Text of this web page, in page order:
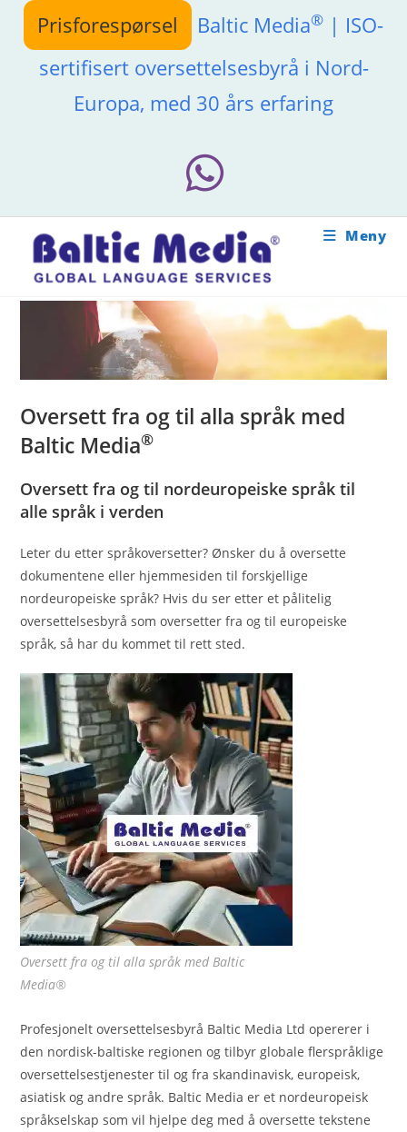
Skip
content
Prisforespørsel Baltic Media® | ISO-
sertifisert oversettelsesbyrå i Nord-
Europa, med 30 års erfaring
Meny
Oversett fra og til alla språk med
Baltic Media®
Oversett fra og til nordeuropeiske språk til
alle språk i verden
Leter du etter språkoversetter? Ønsker du å oversette
dokumentene eller hjemmesiden til forskjellige
nordeuropeiske språk? Hvis du ser etter et pålitelig
oversettelsesbyrå som oversetter fra og til europeiske
språk, så har du kommet til rett sted.
Oversett fra og til alla språk med Baltic
Media®
Profesjonelt oversettelsesbyrå Baltic Media Ltd opererer i
den nordisk-baltiske regionen og tilbyr globale flerspråklige
oversettelsestjenester til og fra skandinavisk, europeisk,
asiatisk og andre språk. Baltic Media er et nordeuropeisk
språkselskap som vil hjelpe deg med å oversette tekstene